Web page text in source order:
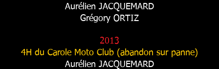
Aurélien JACQUEMARD
Grégory ORTIZ
2013
4H du Carole Moto Club (abandon sur panne)
Aurélien JACQUEMARD